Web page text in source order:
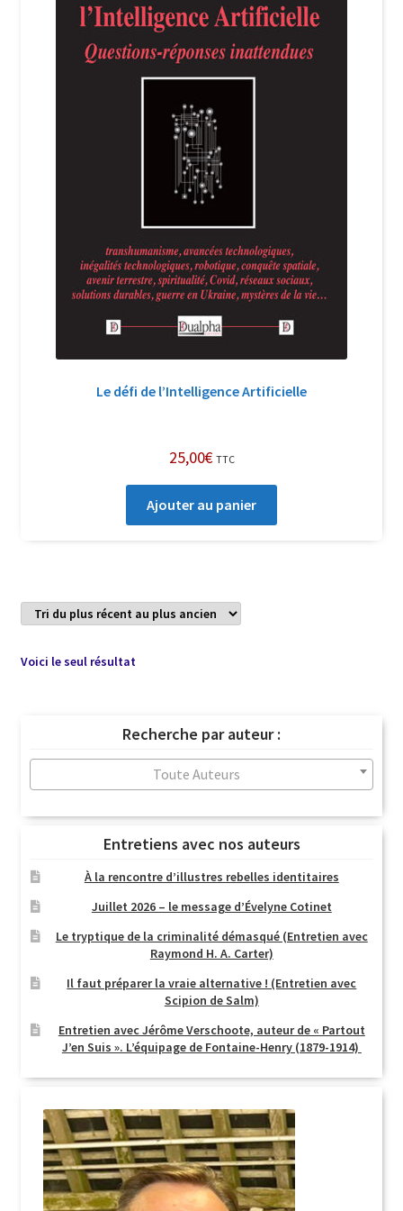
Login Customizer
Newsletter
Politique de confidentialité et cookies
Soutien à Philippe Randa
Suivi de la Commande
Le défi de l’Intelligence Artificielle
25,00€ TTC
Ajouter au panier
Voici le seul résultat
Recherche par auteur :
Toute Auteurs
Entretiens avec nos auteurs
À la rencontre d’illustres rebelles identitaires
Juillet 2026 – le message d’Évelyne Cotinet
Le tryptique de la criminalité démasqué (Entretien avec
Raymond H. A. Carter)
Il faut préparer la vraie alternative ! (Entretien avec
Scipion de Salm)
Entretien avec Jérôme Verschoote, auteur de « Partout
J’en Suis ». L’équipage de Fontaine-Henry (1879-1914)